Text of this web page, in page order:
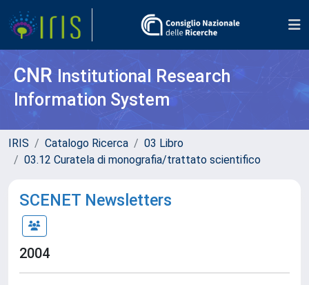
CNR Institutional Research
Information System
IRIS Catalogo Ricerca
03 Libro
03.12 Curatela di monografia/trattato scientifico
SCENET Newsletters
2004